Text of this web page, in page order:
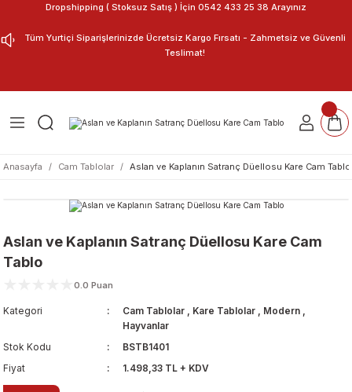
Dropshipping ( Stoksuz Satış ) İçin 0542 433 25 38 Arayınız
Tüm Yurtiçi Siparişlerinizde Ücretsiz Kargo Fırsatı - Zahmetsiz ve Güvenli
Teslimat!
Anasayfa Cam Tablolar Aslan ve Kaplanın Satranç Düellosu Kare Cam Tablo
Aslan ve Kaplanın Satranç Düellosu Kare Cam
Tablo
0.0 Puan
Kategori Cam Tablolar , Kare Tablolar , Modern ,
Hayvanlar
Stok Kodu
BSTB1401
Fiyat
1.498,33 TL + KDV